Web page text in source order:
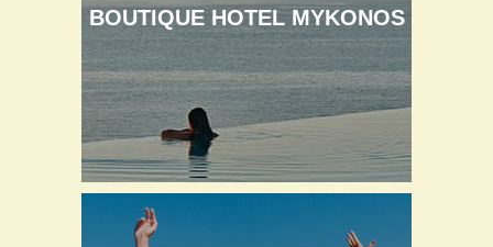
BOUTIQUE HOTEL MYKONOS